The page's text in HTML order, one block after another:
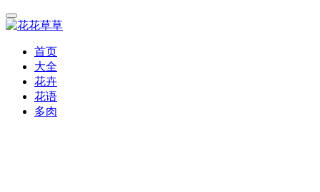
首页
大全
花卉
花语
多肉